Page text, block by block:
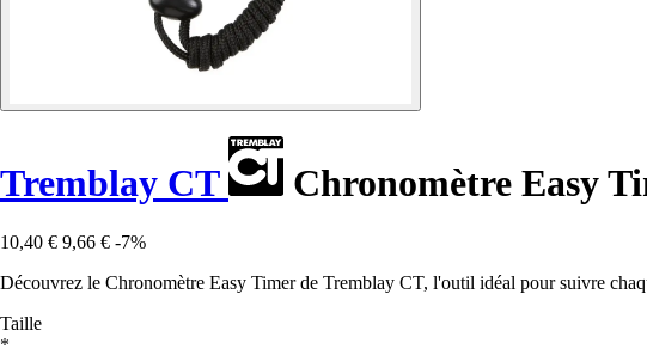
Tremblay CT Chronomètre Easy
10,40 € 9,66 € -7%
Découvrez le Chronomètre Easy Timer de Tremblay CT, l'outil idéal pour suivre
Taille
*